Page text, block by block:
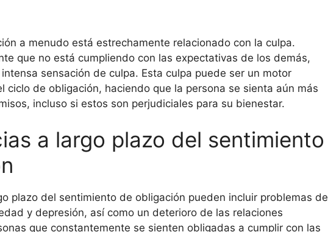
a menudo está estrechamente relacionado con la culpa.
que no está cumpliendo con las expectativas de los demás,
sensación de culpa. Esta culpa puede ser un motor
ciclo de obligación, haciendo que la persona se sienta aún más
incluso si estos son perjudiciales para su bienestar.
a largo plazo del sentimiento
plazo del sentimiento de obligación pueden incluir problemas de
y depresión, así como un deterioro de las relaciones
que constantemente se sienten obligadas a cumplir con las